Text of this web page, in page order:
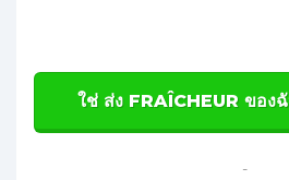
ใช่ ส่ง FRAÎCHEUR ของ
-